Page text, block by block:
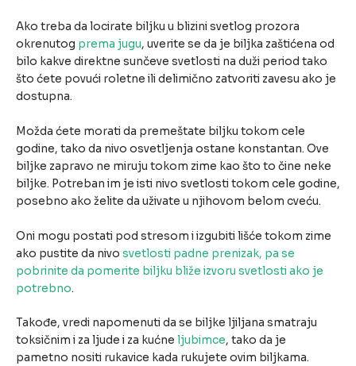
Ako treba da locirate biljku u blizini svetlog prozora
okrenutog prema jugu, uverite se da je biljka zaštićena od
bilo kakve direktne sunčeve svetlosti na duži period tako
što ćete povući roletne ili delimično zatvoriti zavesu ako je
dostupna.
Možda ćete morati da premeštate biljku tokom cele
godine, tako da nivo osvetljenja ostane konstantan. Ove
biljke zapravo ne miruju tokom zime kao što to čine neke
biljke. Potreban im je isti nivo svetlosti tokom cele godine,
posebno ako želite da uživate u njihovom belom cveću.
Oni mogu postati pod stresom i izgubiti lišće tokom zime
ako pustite da nivo svetlosti padne prenizak, pa se
pobrinite da pomerite biljku bliže izvoru svetlosti ako je
potrebno.
Takođe, vredi napomenuti da se biljke ljiljana smatraju
toksičnim i za ljude i za kućne ljubimce, tako da je
pametno nositi rukavice kada rukujete ovim biljkama.